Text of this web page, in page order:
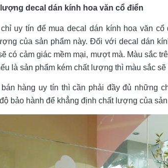
decal dán kính hoa văn cổ điển
uy tín để mua decal dán kính hoa văn
của sản phẩm này. Đối với decal dán
có cảm giác mềm mại, mượt mà. Màu sắc
là sản phẩm kém chất lượng thì màu sắc
hàng uy tín thì cần phải đầy đủ những
bảo hành để khẳng định chất lượng của